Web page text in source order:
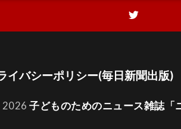
イバシーポリシー(毎日新聞出版)
2026子どものためのニュース雑誌「